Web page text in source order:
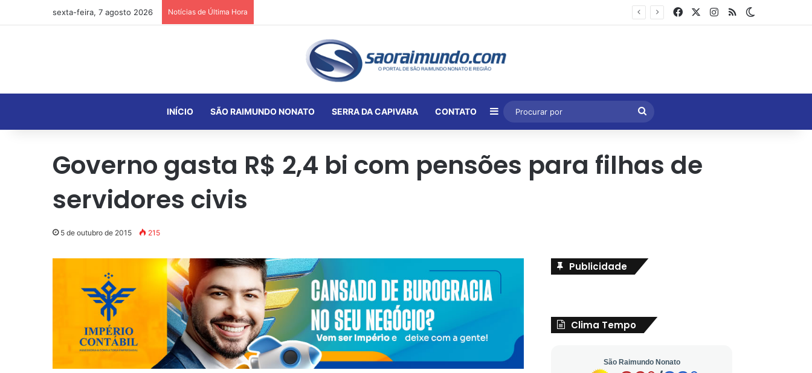
sexta-feira, 7 agosto 2026 Notícias de Última Hora FacebookInstagram
RSS
INÍCIO SÃO RAIMUNDO NONATO SERRA DA CAPIVARA CONTATO Barra Lateral
Procurar
por
Governo gasta R$ 2,4 bi com pensões para filhas de
servidores civis
5 de outubro de 2015 215
Publicidade
Clima Tempo